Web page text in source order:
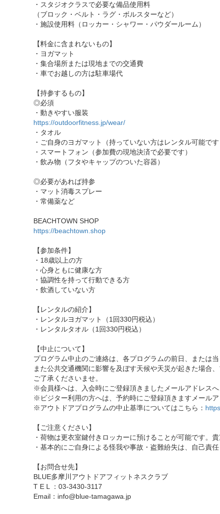
・スタジオクラスで必要な備品使用料
（ブロック・ベルト・ラグ・ボルスターなど）
・施設使用料（ロッカー・シャワー・パウダールーム）
【料金に含まれないもの】
・ヨガマット
・集合場所または現地までの交通費
・車でお越しの方は駐車場代
【持参するもの】
◎必須
・動きやすい服装
https://outdoorfitness.jp/wear/
・タオル
・ご自身のヨガマット（持っていない方はレンタル可能で
・スマートフォン（参加費の現地決済で必要です）
・飲み物（フタやキャップのついた容器）
◎必要があれば持参
・マット消毒スプレー
・常備薬など
BEACHTOWN SHOP
https://beachtown.shop
【参加条件】
・18歳以上の方
・心身ともに健康な方
・協調性を持って行動できる方
・飲酒していない方
【レンタルの紹介】
・レンタルヨガマット（1回330円税込）
・レンタルタオル（1回330円税込）
【中止について】
プログラム中止のご連絡は、各プログラムの前日、または
また公共交通機関に影響を及ぼす天候や天災が起きた場合
ご了承くださいませ。
※会員様へは、入会時にご登録頂きましたメールアドレス
※ビジター利用の方へは、予約時にご登録頂きますメール
※アウトドアプログラムの中止基準についてはこちら：
【ご注意ください】
・荷物は更衣室鍵付きロッカーに預けることが可能です。
・基本的にご自身による怪我や事故・盗難紛失は、自己責
【お問合せ先】
BLUE多摩川アウトドアフィットネスクラブ
T E L ：03-3430-3117
Email：info@blue-tamagawa.jp